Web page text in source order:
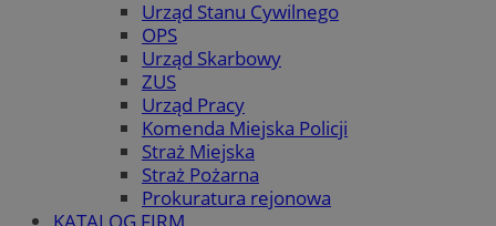
Urząd Stanu Cywilnego
OPS
Urząd Skarbowy
ZUS
Urząd Pracy
Komenda Miejska Policji
Straż Miejska
Straż Pożarna
Prokuratura rejonowa